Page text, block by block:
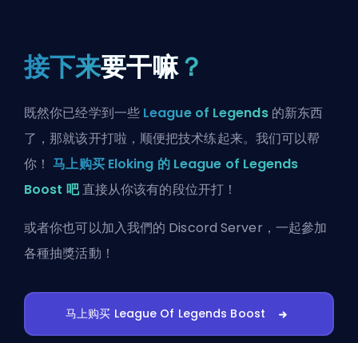
接下来要干嘛？
既然你已经学到一些 League of Legends的新东西
了，那就该开打啦，顺便把技术练起来。我们可以帮
你！马上购买 Eloking 的 League of Legends
Boost 吧直接从你该有的段位开打！
或者你也可以加入我們的 Discord Server ，一起參加
各種抽獎活動！
马上购买 League Of Legends Boost